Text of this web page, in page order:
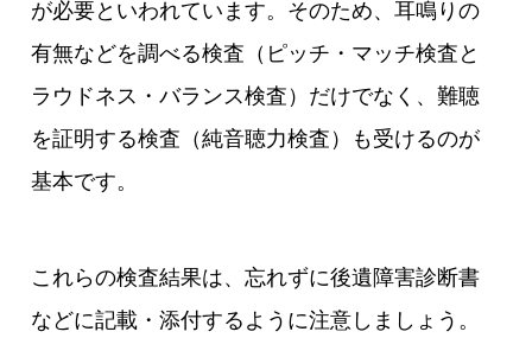
が必要といわれています。そのため、耳鳴りの
有無などを調べる検査（ピッチ・マッチ検査と
ラウドネス・バランス検査）だけでなく、難聴
を証明する検査（純音聴力検査）も受けるのが
基本です。
これらの検査結果は、忘れずに後遺障害診断書
などに記載・添付するように注意しましょう。